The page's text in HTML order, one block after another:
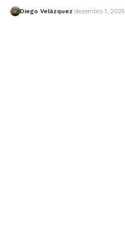
Diego Velázquez dezembro 1, 2025